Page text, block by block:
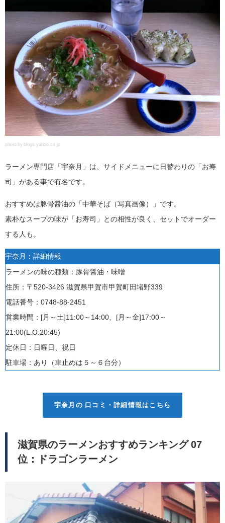
photo by blogs.yahoo.co.jp
ラーメン専門店「宇奈月」は、サイドメニューに日替わりの「お寿
司」がある事で有名です。
おすすめは豚骨醤油の「中華そば（写真画像）」です。
素朴なスープの味が「お寿司」との相性が良く、セットでオーダー
する人も。
宇奈月：詳細情報
ラーメンの味の種類：豚骨醤油・味噌
住所：〒520-3426 滋賀県甲賀市甲賀町田堵野339
電話番号：0748-88-2451
営業時間： [月～土]11:00～14:00、 [月～金]17:00～
21:00(L.O.20:45)
定休日： 日曜日、祝日
駐車場：あり（ 車止めは５～６台分）
宇奈月の 口コミ・詳細情報はこちら
滋賀県のラーメンおすすめランキング 07
位：ドラゴンラーメン